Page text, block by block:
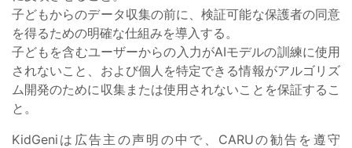
子どもからのデータ収集の前に、検証可能な保護者の同意
を得るための明確な仕組みを導入する。
子どもを含むユーザーからの入力がAIモデルの訓練に使用
されないこと、および個人を特定できる情報がアルゴリズ
ム開発のために収集または使用されないことを保証するこ
と。
KidGeniは広告主の声明の中で、CARUの勧告を遵守